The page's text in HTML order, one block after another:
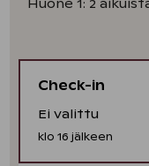
Huone 1: 2
Check-in
Ei valittu
klo 16 jälkeen